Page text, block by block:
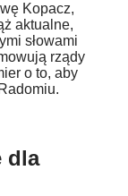
Kopacz,
aktualne,
słowami
rządy
o to, aby
dla